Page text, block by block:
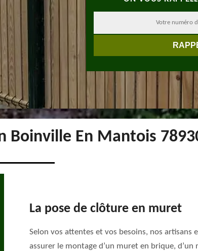
Boinville En Mantois
La pose de clôture en muret
Selon vos attentes et vos besoins, nos artisans
assurer le montage d’un muret en brique, d’un